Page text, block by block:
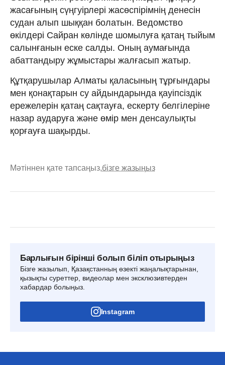
жасағының сүңгуірлері жасөспірімнің денесін
судан алып шыққан болатын. Ведомство
өкілдері Сайран көлінде шомылуға қатаң тыйым
салынғанын еске салды. Оның аумағында
абаттандыру жұмыстары жалғасып жатыр.
Құтқарушылар Алматы қаласының тұрғындары
мен қонақтарын су айдындарында қауіпсіздік
ережелерін қатаң сақтауға, ескерту белгілеріне
назар аударуға және өмір мен денсаулықты
қорғауға шақырды.
Мәтіннен қате тапсаңыз,бізге жазыңыз
Барлығын бірінші болып біліп отырыңыз
Бізге жазылып, Қазақстанның өзекті жаңалықтарынан,
қызықты суреттер, видеолар мен эксклюзивтерден
хабардар болыңыз.
Instagram